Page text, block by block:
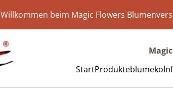
Willkommen beim Magic Flowers
StartProdukteblumeko